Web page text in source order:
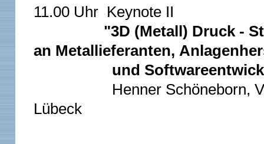
11.00 Uhr Keynote II
"3D (Metall) Druck -
an Metallieferanten,
und
Henner Schöneborn,
Lübeck